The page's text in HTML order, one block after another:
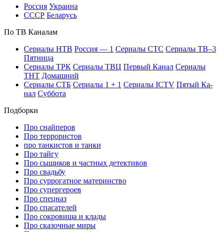
Рос­сия Ук­раи­на
СССР Бе­ла­русь
По ТВ Ка­на­лам
Се­риа­лы НТВ Рос­сия — 1 Се­риа­лы СТС Се­риа­лы ТВ–3
Пят­ни­ца
Се­риа­лы ТРК Се­риа­лы ТВЦ Пер­вый Ка­нал Се­риа­лы
ТНТ До­маш­ний
Се­риа­лы СТБ Се­риа­лы 1 + 1 Се­риа­лы ICTV Пя­тый Ка­
нал Суб­бо­та
Подборки
Про снайперов
Про террористов
про танкистов и танки
Про тайгу
Про сыщиков и частных детективов
Про свадьбу
Про суррогатное материнство
Про супергероев
Про спецназ
Про спасателей
Про сокровища и клады
Про сказочные миры